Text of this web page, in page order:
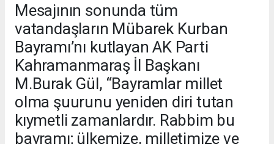
Mesajının sonunda tüm
vatandaşların Mübarek Kurban
Bayramı’nı kutlayan AK Parti
Kahramanmaraş İl Başkanı
M.Burak Gül, “Bayramlar millet
olma şuurunu yeniden diri tutan
kıymetli zamanlardır. Rabbim bu
bayramı; ülkemize, milletimize ve